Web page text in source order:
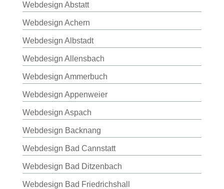
Webdesign Abstatt
Webdesign Achern
Webdesign Albstadt
Webdesign Allensbach
Webdesign Ammerbuch
Webdesign Appenweier
Webdesign Aspach
Webdesign Backnang
Webdesign Bad Cannstatt
Webdesign Bad Ditzenbach
Webdesign Bad Friedrichshall